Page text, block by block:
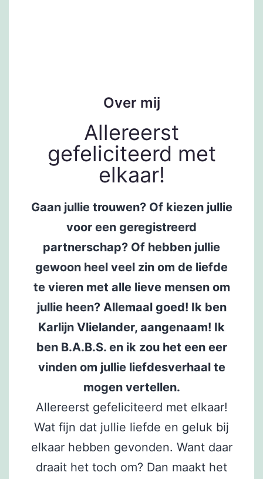
Over mij
Allereerst
gefeliciteerd met
elkaar!​
Gaan jullie trouwen? Of kiezen jullie
voor een geregistreerd
partnerschap? Of hebben jullie
gewoon heel veel zin om de liefde
te vieren met alle lieve mensen om
jullie heen? Allemaal goed! Ik ben
Karlijn Vlielander, aangenaam! Ik
ben B.A.B.S. en ik zou het een eer
vinden om jullie liefdesverhaal te
mogen vertellen.
Allereerst gefeliciteerd met elkaar!
Wat fijn dat jullie liefde en geluk bij
elkaar hebben gevonden. Want daar
draait het toch om? Dan maakt het